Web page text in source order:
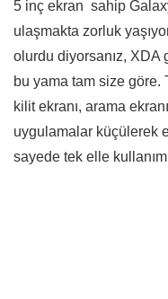
5 inç ekran sahip
ulaşmakta zorluk
olurdu diyorsanız, XDA
bu yama tam size göre.
kilit ekranı, arama
uygulamalar küçülerek
sayede tek elle